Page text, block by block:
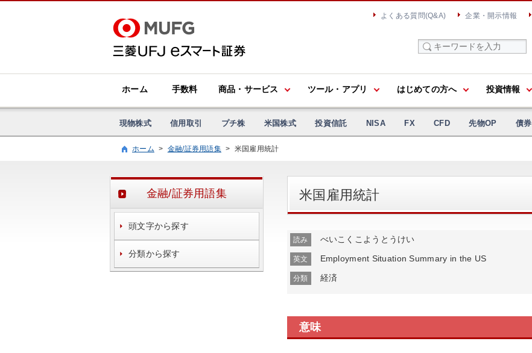
よくある質問(Q&A) 企業・開示情報
ホーム 手数料 商品・サービス ツール・アプリ はじめての方へ 投資情報
現物株式 信用取引 プチ株 米国株式 投資信託 NISA FX CFD 先物OP 債券
ホーム > 金融/証券用語集 > 米国雇用統計
米国雇用統計
読み べいこくこようとうけい
英文 Employment Situation Summary in the US
分類 経済
意味
金融/証券用語集
頭文字から探す
分類から探す